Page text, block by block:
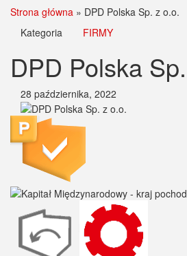
Strona główna » DPD Polska Sp. z o.o.
Kategoria
FIRMY
DPD Polska
28 października, 2022